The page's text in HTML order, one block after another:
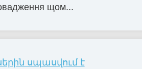
щом...
սպասվում է